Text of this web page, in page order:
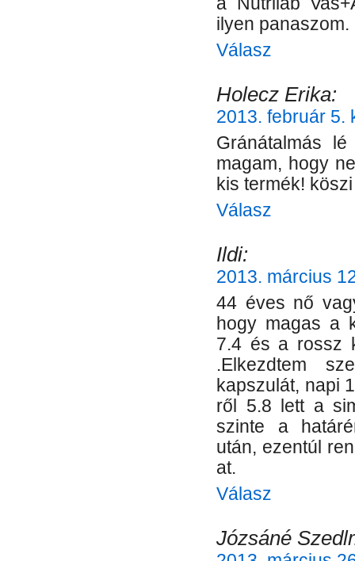
ilyen panaszom.
Válasz
Holecz Erika:
2013. február 5.
Gránátalmás
magam, hogy
kis termék!
Válasz
Ildi:
2013. március
44 éves nő
hogy magas a
7.4 és a rossz
.Elkezdtem
kapszulát, napi
ről 5.8 lett a
szinte a
után, ezentúl
at.
Válasz
Józsáné